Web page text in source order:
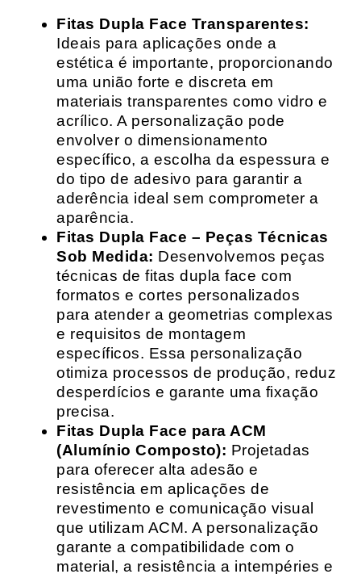
Fitas Dupla Face Transparentes:
Ideais para aplicações onde a
estética é importante, proporcionando
uma união forte e discreta em
materiais transparentes como vidro e
acrílico. A personalização pode
envolver o dimensionamento
específico, a escolha da espessura e
do tipo de adesivo para garantir a
aderência ideal sem comprometer a
aparência.
Fitas Dupla Face – Peças Técnicas
Sob Medida: Desenvolvemos peças
técnicas de fitas dupla face com
formatos e cortes personalizados
para atender a geometrias complexas
e requisitos de montagem
específicos. Essa personalização
otimiza processos de produção, reduz
desperdícios e garante uma fixação
precisa.
Fitas Dupla Face para ACM
(Alumínio Composto): Projetadas
para oferecer alta adesão e
resistência em aplicações de
revestimento e comunicação visual
que utilizam ACM. A personalização
garante a compatibilidade com o
material, a resistência a intempéries e